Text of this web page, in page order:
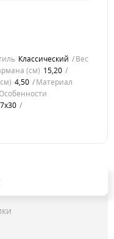
Классический
Вес
(см) 15,20
4,50
Материал